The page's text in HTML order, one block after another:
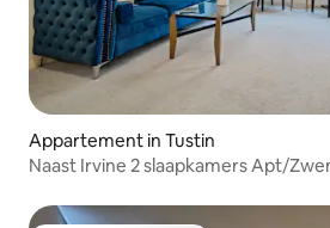
Appartement in Tustin
Naast Irvine 2 slaapkamers Apt/